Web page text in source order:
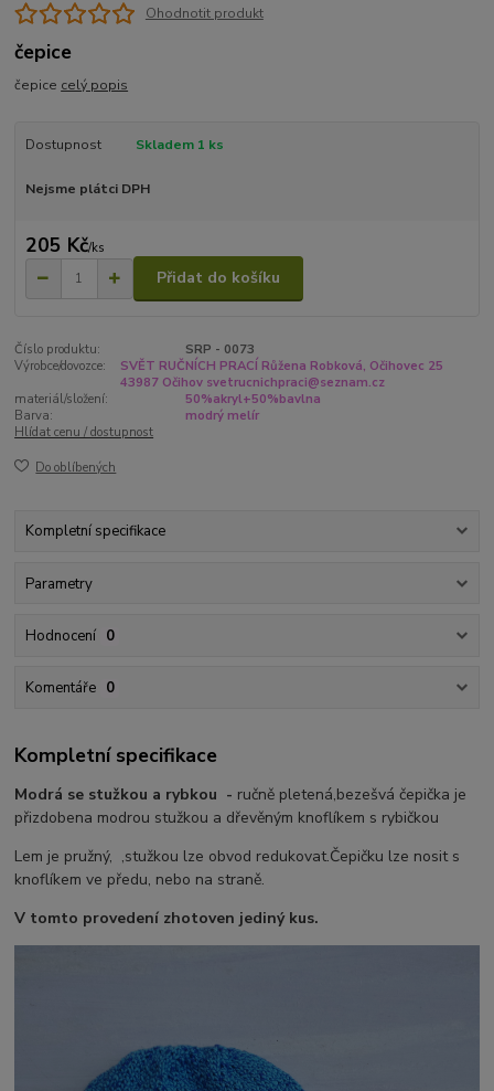
Ohodnotit produkt
čepice
čepice celý popis
Dostupnost Skladem 1 ks
Nejsme plátci DPH
205 Kč/ks
Přidat do košíku
Číslo produktu:
SRP - 0073
Výrobce/dovozce:
SVĚT RUČNÍCH PRACÍ Růžena Robková, Očihovec 25
43987 Očihov svetrucnichpraci@seznam.cz
materiál/složení:
50%akryl+50%bavlna
Barva:
modrý melír
Hlídat cenu / dostupnost
Do oblíbených
Kompletní specifikace
Parametry
Hodnocení 0
Komentáře 0
Kompletní specifikace
Modrá se stužkou a rybkou - ručně pletená,bezešvá čepička je
přizdobena modrou stužkou a dřevěným knoflíkem s rybičkou
Lem je pružný, ,stužkou lze obvod redukovat.Čepičku lze nosit s
knoflíkem ve předu, nebo na straně.
V tomto provedení zhotoven jediný kus.